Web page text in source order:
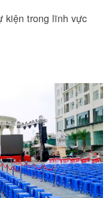
kiện trong lĩnh vực